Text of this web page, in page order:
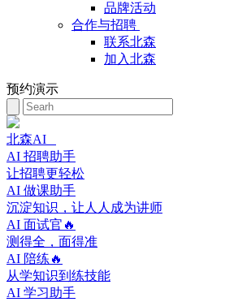
品牌活动
合作与招聘
联系北森
加入北森
预约演示
北森AI
AI 招聘助手
让招聘更轻松
AI 做课助手
沉淀知识，让人人成为讲师
AI 面试官🔥
测得全，面得准
AI 陪练🔥
从学知识到练技能
AI 学习助手